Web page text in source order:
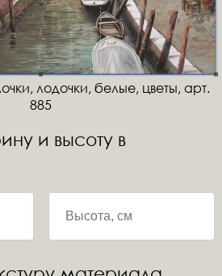
лодочки, белые, цветы, арт.
885
и высоту в